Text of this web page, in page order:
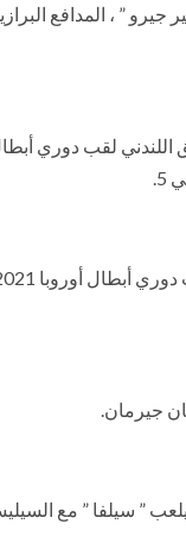
عقد لاعبيه ” المهاجم الفرنسي” أوليفير جيرو ” ،
” توخيل ” حقق الفريق اللندني لقب
سيلفا ” سيكونان على الموعد مع بطولتي اليورو و كوبا أمريكا ، حيث يلعب ” جيرو ” مع منتخب فرنسا في بطولة يورو 2020 و سيلعب ”